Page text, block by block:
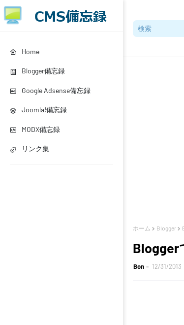
Home
Blogger備忘録
Google Adsense備忘録
Joomla!備忘録
MODX備忘録
リンク集
ホーム Blogger
Blogger
Bon 12/31/2013